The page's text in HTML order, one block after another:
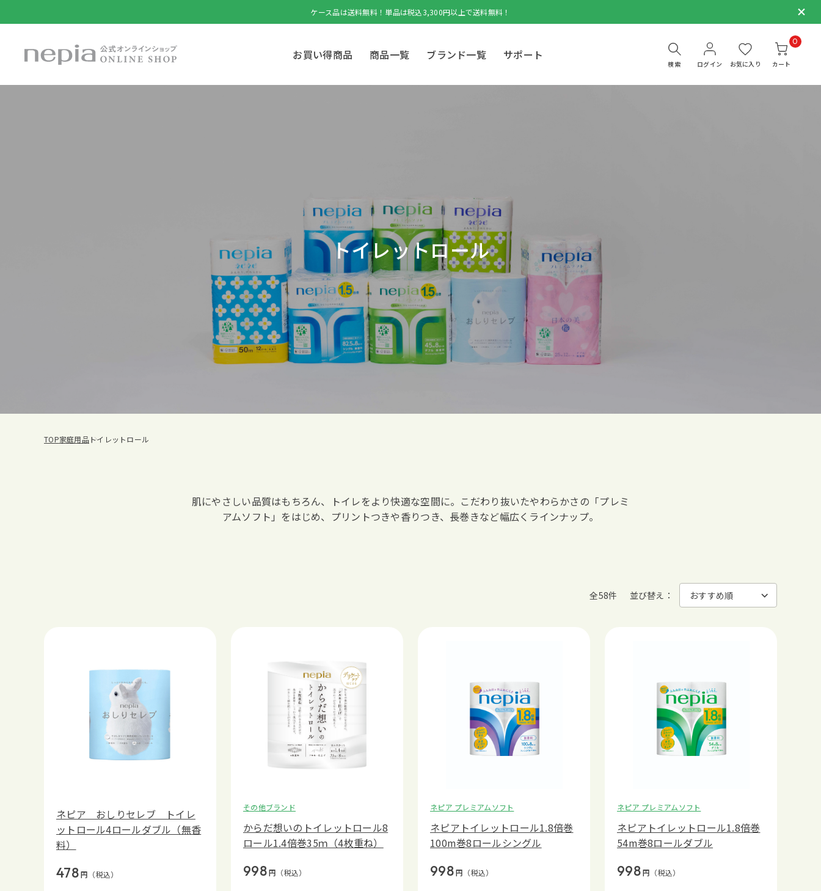
ケース品は送料無料！単品は税込3,300円以上で送料無料！
検索
お買い得商品 商品一覧 ブランド一覧 サポート
ログイン お気に入り
0
カート
トイレットロール
TOP家庭用品トイレットロール
肌にやさしい品質はもちろん、トイレをより快適な空間に。こだわり抜いたやわらかさの「プレミ
アムソフト」をはじめ、プリントつきや香りつき、長巻きなど幅広くラインナップ。
全58件 並び替え：
ネピア おしりセレブ トイレ
ットロール4ロールダブル（無香
料）
478円 （税込）
その他ブランド
からだ想いのトイレットロール8
ロール1.4倍巻35ｍ（4枚重ね）
998円 （税込）
ネピア プレミアムソフト
ネピアトイレットロール1.8倍巻
100m巻8ロールシングル
998円 （税込）
ネピア プレミアムソフト
ネピアトイレットロール1.8倍巻
54m巻8ロールダブル
998円 （税込）